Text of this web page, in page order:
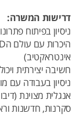
דרישות המשרה:
ניסיון בפיתוח
אינטראקטיב)
חשיבה יצירתית
ניסיון בעבודה עם
אנגלית מצוינת
סקרנות, חדשנות